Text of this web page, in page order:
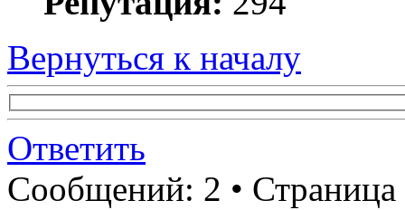
Вернуться к началу
Ответить
Сообщений: 2 • Страница